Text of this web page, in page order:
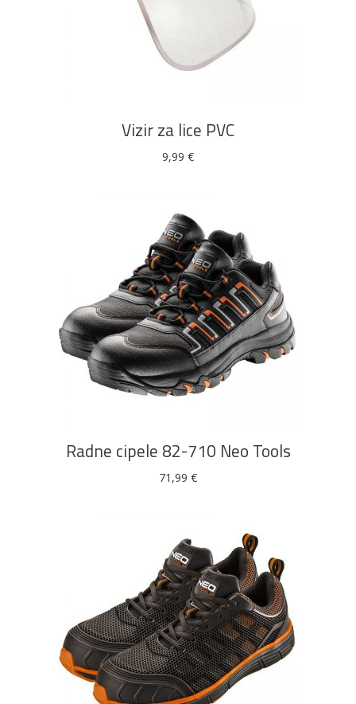
DODAJ U KOŠARICU
Vizir za lice PVC
9,99 €
ODABERI OPCIJE
Ovaj
varijanti.
odabrati
na
stranici
proizvoda
Radne cipele 82-710 Neo Tools
71,99 €
ODABERI OPCIJE